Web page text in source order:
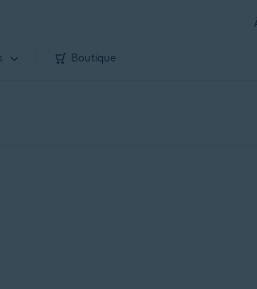
Boutique